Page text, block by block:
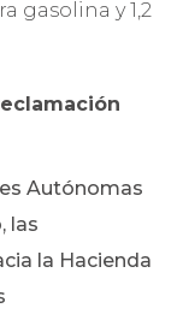
gasolina y 1,2
Autónomas
las
la Hacienda